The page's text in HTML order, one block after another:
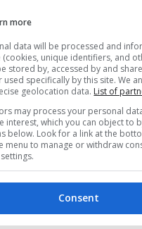
more
data will be processed and
(cookies, unique identifiers, and
stored by, accessed by and
used specifically by this site. We
geolocation data. List of
may process your personal
interest, which you can object to
below. Look for a link at the
menu to manage or withdraw
Consent